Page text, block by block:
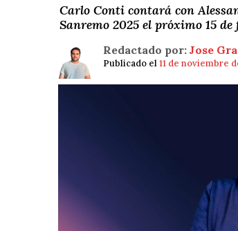
Carlo Conti contará con
Sanremo 2025 el próximo 15 de
Redactado por: Jose
Publicado el11 de noviembre